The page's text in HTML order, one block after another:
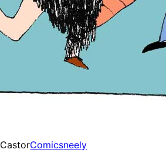
CastorComicsneely